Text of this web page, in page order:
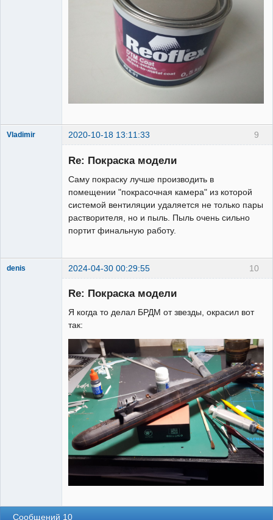
9
Vladimir 2020-10-18 13:11:33
Re: Покраска модели
Саму покраску лучше производить в
помещении "покрасочная камера" из которой
системой вентиляции удаляется не только пары
растворителя, но и пыль. Пыль очень сильно
портит финальную работу.
10
denis 2024-04-30 00:29:55
Re: Покраска модели
Я когда то делал БРДМ от звезды, окрасил вот
так:
Сообщений 10